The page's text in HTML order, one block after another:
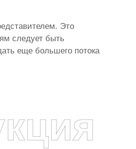
Это
следует быть
еще большего потока